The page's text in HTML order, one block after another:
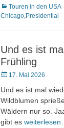
Kategorien
Touren in den USA
Chicago,Presidential
Und es ist
Frühling
Veröffentlicht
17. Mai 2026
Und es ist mal
Wildblumen
Wäldern nur so.
gibt es weiterlesen…